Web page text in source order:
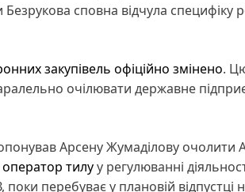
сповна відчула специфіку
закупівель офіційно змінено.
очілювати державне
Арсену Жумаділову очолити
тилуу регулюванні
перебуває у плановій відпустці